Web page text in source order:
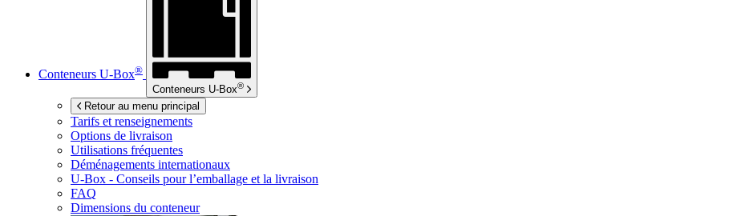
Conteneurs U-Box®
Conteneurs U-Box®
Retour au menu principal
Tarifs et renseignements
Options de livraison
Utilisations fréquentes
Déménagements internationaux
U-Box - Conseils pour l’emballage et la livraison
FAQ
Dimensions du conteneur